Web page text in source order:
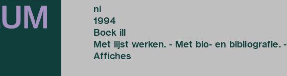
nl
1994
Boek ill
Met lijst werken. - Met bio- en bibliografie. -
Affiches